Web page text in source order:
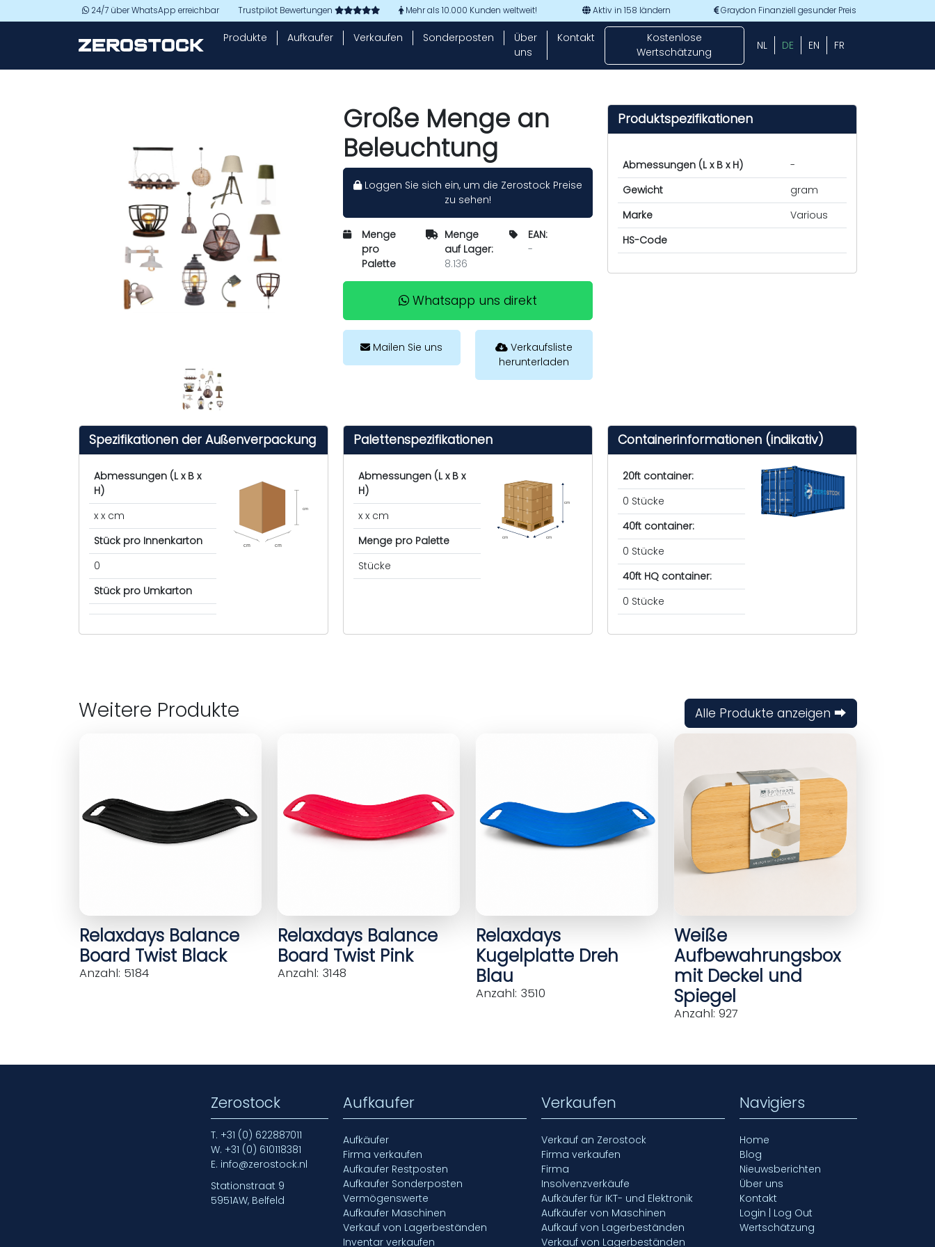
Skip to main content24/7 über WhatsApp erreichbar Trustpilot Bewertungen Mehr als 10.000 Kunden weltweit! Aktiv in 158 ländern Graydon Finanziell gesunder Preis
Produkte Aufkaufer Verkaufen Sonderposten
Über
uns
Kontakt
Kostenlose
Wertschätzung
NL DE EN FR
Große Menge an
Beleuchtung
Loggen Sie sich ein, um die Zerostock Preise
zu sehen!
Menge
pro
Palette
Menge
auf Lager:
8.136
EAN:
-
Whatsapp uns direkt
Mailen Sie uns
Verkaufsliste
herunterladen
Produktspezifikationen
Abmessungen (L x B x H)
-
Gewicht
gram
Marke
Various
HS-Code
Spezifikationen der Außenverpackung
Abmessungen (L x B x
H)
x x cm
Stück pro Innenkarton
0
Stück pro Umkarton
cm cm
cm
Palettenspezifikationen
Abmessungen (L x B x
H)
x x cm
Menge pro Palette
Stücke
cm cm
cm
Containerinformationen (indikativ)
20ft container:
0 Stücke
40ft container:
0 Stücke
40ft HQ container:
0 Stücke
Weitere Produkte Alle Produkte anzeigen ⮕
Relaxdays Balance
Board Twist Black
Anzahl: 5184
Relaxdays Balance
Board Twist Pink
Anzahl: 3148
Relaxdays
Kugelplatte Dreh
Blau
Anzahl: 3510
Weiße
Aufbewahrungsbox
mit Deckel und
Spiegel
Anzahl: 927
Zerostock
T. +31 (0) 622887011
W. +31 (0) 610118381
E. info@zerostock.nl
Stationstraat 9
5951AW, Belfeld
Aufkaufer
Aufkäufer
Firma verkaufen
Aufkaufer Restposten
Aufkaufer Sonderposten
Vermögenswerte
Aufkaufer Maschinen
Verkauf von Lagerbeständen
Inventar verkaufen
Verkaufen
Verkauf an Zerostock
Firma verkaufen
Firma
Insolvenzverkäufe
Aufkäufer für IKT- und Elektronik
Aufkäufer von Maschinen
Aufkauf von Lagerbeständen
Verkauf von Lagerbeständen
Navigiers
Home
Blog
Nieuwsberichten
Über uns
Kontakt
Login | Log Out
Wertschätzung